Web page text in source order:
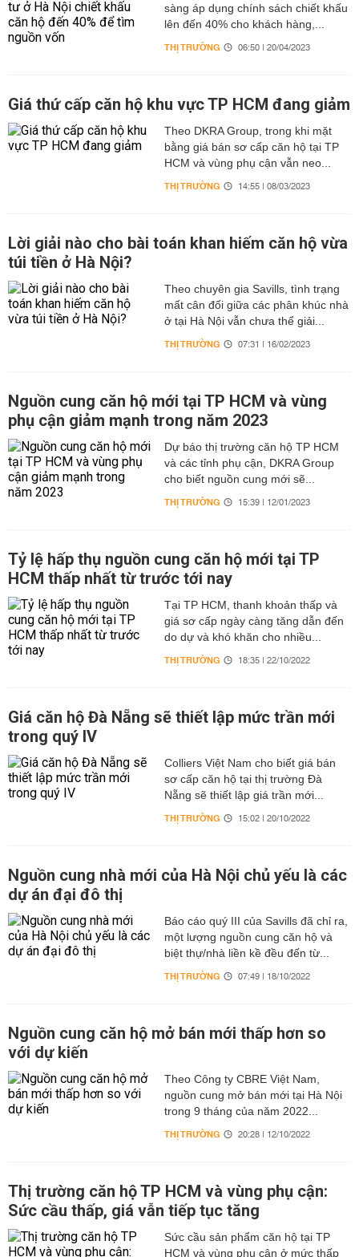
sàng áp dụng chính sách chiết khấu
lên đến 40% cho khách hàng,...
THỊ TRƯỜNG 06:50 | 20/04/2023
Giá thứ cấp căn hộ khu vực TP HCM đang giảm
Theo DKRA Group, trong khi mặt
bằng giá bán sơ cấp căn hộ tại TP
HCM và vùng phụ cận vẫn neo...
THỊ TRƯỜNG 14:55 | 08/03/2023
Lời giải nào cho bài toán khan hiếm căn hộ vừa
túi tiền ở Hà Nội?
Theo chuyên gia Savills, tình trạng
mất cân đối giữa các phân khúc nhà
ở tại Hà Nội vẫn chưa thể giải...
THỊ TRƯỜNG 07:31 | 16/02/2023
Nguồn cung căn hộ mới tại TP HCM và vùng
phụ cận giảm mạnh trong năm 2023
Dự báo thị trường căn hộ TP HCM
và các tỉnh phụ cận, DKRA Group
cho biết nguồn cung mới sẽ...
THỊ TRƯỜNG 15:39 | 12/01/2023
Tỷ lệ hấp thụ nguồn cung căn hộ mới tại TP
HCM thấp nhất từ trước tới nay
Tại TP HCM, thanh khoản thấp và
giá sơ cấp ngày càng tăng dẫn đến
do dự và khó khăn cho nhiều...
THỊ TRƯỜNG 18:35 | 22/10/2022
Giá căn hộ Đà Nẵng sẽ thiết lập mức trần mới
trong quý IV
Colliers Việt Nam cho biết giá bán
sơ cấp căn hộ tại thị trường Đà
Nẵng sẽ thiết lập giá trần mới...
THỊ TRƯỜNG 15:02 | 20/10/2022
Nguồn cung nhà mới của Hà Nội chủ yếu là các
dự án đại đô thị
Báo cáo quý III của Savills đã chỉ ra,
một lượng nguồn cung căn hộ và
biệt thự/nhà liền kề đều đến từ...
THỊ TRƯỜNG 07:49 | 18/10/2022
Nguồn cung căn hộ mở bán mới thấp hơn so
với dự kiến
Theo Công ty CBRE Việt Nam,
nguồn cung mở bán mới tại Hà Nội
trong 9 tháng của năm 2022...
THỊ TRƯỜNG 20:28 | 12/10/2022
Thị trường căn hộ TP HCM và vùng phụ cận:
Sức cầu thấp, giá vẫn tiếp tục tăng
Sức cầu sản phẩm căn hộ tại TP
HCM và vùng phụ cận ở mức thấp